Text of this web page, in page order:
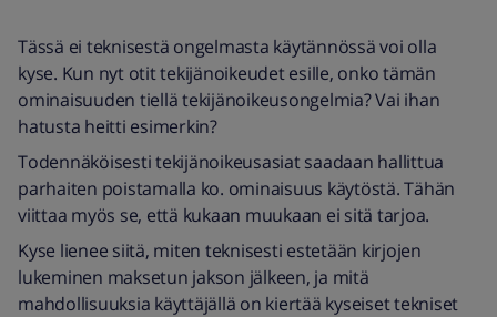
Tässä ei teknisestä ongelmasta käytännössä voi olla
kyse. Kun nyt otit tekijänoikeudet esille, onko tämän
ominaisuuden tiellä tekijänoikeusongelmia? Vai ihan
hatusta heitti esimerkin?
Todennäköisesti tekijänoikeusasiat saadaan hallittua
parhaiten poistamalla ko. ominaisuus käytöstä. Tähän
viittaa myös se, että kukaan muukaan ei sitä tarjoa.
Kyse lienee siitä, miten teknisesti estetään kirjojen
lukeminen maksetun jakson jälkeen, ja mitä
mahdollisuuksia käyttäjällä on kiertää kyseiset tekniset